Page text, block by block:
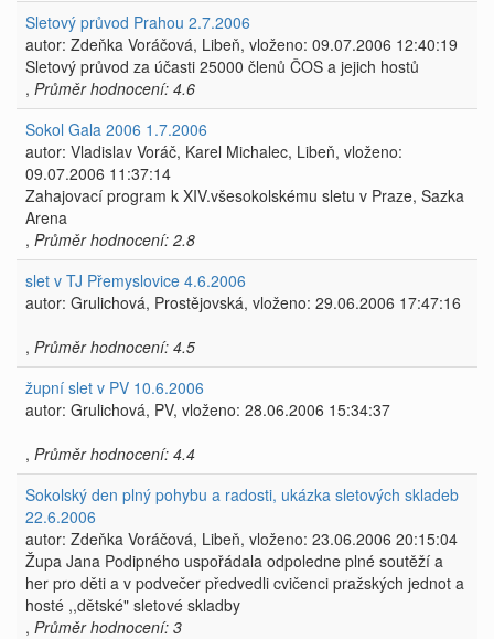
Sletový průvod Prahou 2.7.2006
autor: Zdeňka Voráčová, Libeň, vloženo: 09.07.2006 12:40:19
Sletový průvod za účasti 25000 členů ČOS a jejich hostů
, Průměr hodnocení: 4.6
Sokol Gala 2006 1.7.2006
autor: Vladislav Voráč, Karel Michalec, Libeň, vloženo:
09.07.2006 11:37:14
Zahajovací program k XIV.všesokolskému sletu v Praze, Sazka
Arena
, Průměr hodnocení: 2.8
slet v TJ Přemyslovice 4.6.2006
autor: Grulichová, Prostějovská, vloženo: 29.06.2006 17:47:16
, Průměr hodnocení: 4.5
župní slet v PV 10.6.2006
autor: Grulichová, PV, vloženo: 28.06.2006 15:34:37
, Průměr hodnocení: 4.4
Sokolský den plný pohybu a radosti, ukázka sletových skladeb
22.6.2006
autor: Zdeňka Voráčová, Libeň, vloženo: 23.06.2006 20:15:04
Župa Jana Podipného uspořádala odpoledne plné soutěží a
her pro děti a v podvečer předvedli cvičenci pražských jednot a
hosté ,,dětské" sletové skladby
, Průměr hodnocení: 3